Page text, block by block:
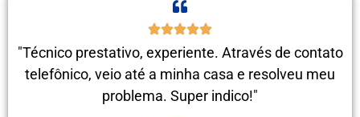
"Técnico prestativo, experiente. Através de contato
telefônico, veio até a minha casa e resolveu meu
problema. Super indico!"